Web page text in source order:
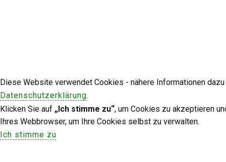
Diese Website verwendet Cookies - nähere Informationen
Datenschutzerklärung.
Klicken Sie auf „Ich stimme zu“, um Cookies zu akzeptieren
Ihres Webbrowser, um Ihre Cookies selbst zu verwalten.
Ich stimme zu